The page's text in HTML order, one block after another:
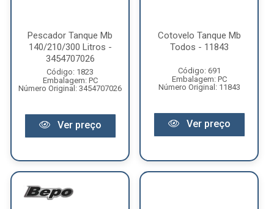
Pescador Tanque Mb
140/210/300 Litros -
3454707026
Código: 1823
Embalagem: PC
Número Original: 3454707026
Ver preço
Cotovelo Tanque Mb
Todos - 11843
Código: 691
Embalagem: PC
Número Original: 11843
Ver preço